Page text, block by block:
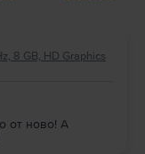
8 GB, HD Graphics
от ново! А